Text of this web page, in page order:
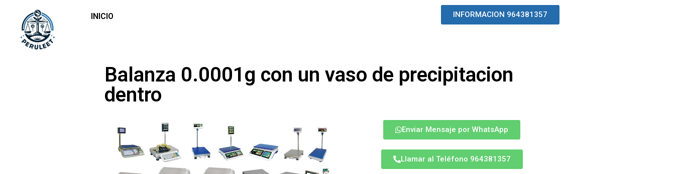
INICIO INFORMACION 964381357
Balanza 0.0001g con un vaso de precipitacion
dentro
Enviar Mensaje por WhatsApp
Llamar al Teléfono 964381357